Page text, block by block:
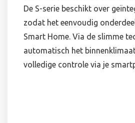
De S-serie beschikt over
zodat het eenvoudig
Smart Home. Via de slimme
automatisch het
volledige controle via je